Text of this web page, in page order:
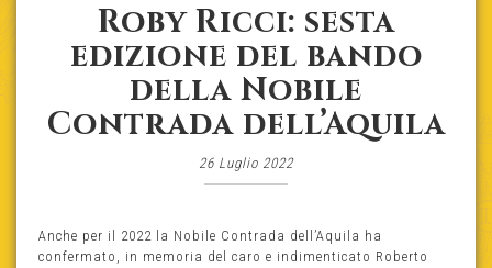
Roby Ricci: sesta
edizione del bando
della Nobile
Contrada dell’Aquila
26 Luglio 2022
Anche per il 2022 la Nobile Contrada dell’Aquila ha
confermato, in memoria del caro e indimenticato Roberto